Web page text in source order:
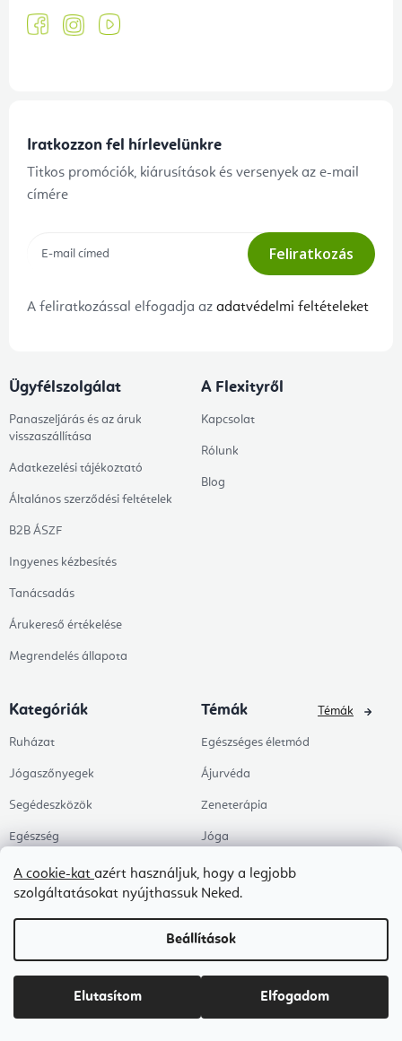
A cookie-kat azért használjuk, hogy a legjobb
szolgáltatásokat nyújthassuk Neked.
Beállítások
Elutasítom Elfogadom
Iratkozzon fel hírlevelünkre
Titkos promóciók, kiárusítások és versenyek az e-mail
címére
Feliratkozás
A feliratkozással elfogadja az adatvédelmi feltételeket
Ügyfélszolgálat
Panaszeljárás és az áruk
visszaszállítása
Adatkezelési tájékoztató
Általános szerződési feltételek
B2B ÁSZF
Ingyenes kézbesítés
Tanácsadás
Árukereső értékelése
Megrendelés állapota
A Flexityről
Kapcsolat
Rólunk
Blog
Kategóriák
Ruházat
Jógaszőnyegek
Segédeszközök
Egészség
Kiegészítők
Árengedmények
Témák
Egészséges életmód
Ájurvéda
Zeneterápia
Jóga
Jógastúdióknak
Pilates
Munkahely és Home Office
Zen és meditáció
Aromaterápia
Témák